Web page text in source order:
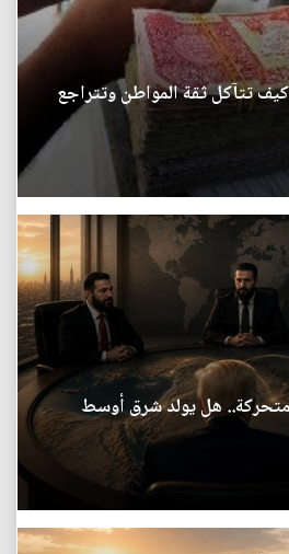
تتآكل ثقة المواطن وتتراجع
هل يولد شرق أوسط